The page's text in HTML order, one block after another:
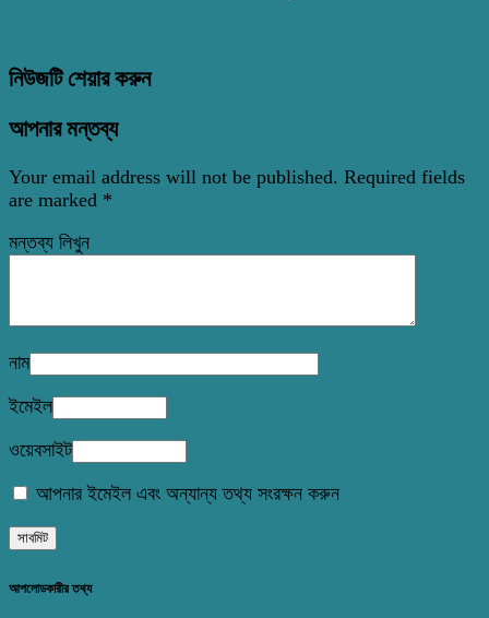
নিউজটি শেয়ার করুন
আপনার মন্তব্য
Your email address will not be published. Required fields
are marked *
মন্তব্য লিখুন
নাম
ইমেইল
ওয়েবসাইট
আপনার ইমেইল এবং অন্যান্য তথ্য সংরক্ষন করুন
আপলোডকারীর তথ্য